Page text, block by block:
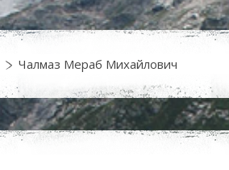
Чалмаз Мераб Михайлович